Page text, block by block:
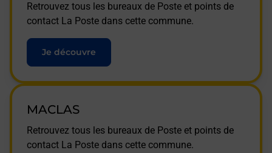
Retrouvez tous les bureaux de Poste et points de
contact La Poste dans cette commune.
Je découvre
MACLAS
Retrouvez tous les bureaux de Poste et points de
contact La Poste dans cette commune.